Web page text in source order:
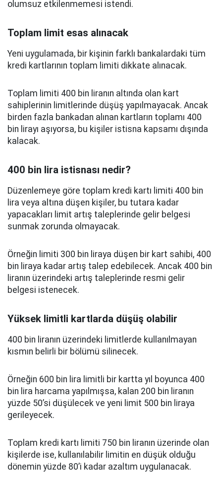
olumsuz etkilenmemesi istendi.
Toplam limit esas alınacak
Yeni uygulamada, bir kişinin farklı bankalardaki tüm
kredi kartlarının toplam limiti dikkate alınacak.
Toplam limiti 400 bin liranın altında olan kart
sahiplerinin limitlerinde düşüş yapılmayacak. Ancak
birden fazla bankadan alınan kartların toplamı 400
bin lirayı aşıyorsa, bu kişiler istisna kapsamı dışında
kalacak.
400 bin lira istisnası nedir?
Düzenlemeye göre toplam kredi kartı limiti 400 bin
lira veya altına düşen kişiler, bu tutara kadar
yapacakları limit artış taleplerinde gelir belgesi
sunmak zorunda olmayacak.
Örneğin limiti 300 bin liraya düşen bir kart sahibi, 400
bin liraya kadar artış talep edebilecek. Ancak 400 bin
liranın üzerindeki artış taleplerinde resmi gelir
belgesi istenecek.
Yüksek limitli kartlarda düşüş olabilir
400 bin liranın üzerindeki limitlerde kullanılmayan
kısmın belirli bir bölümü silinecek.
Örneğin 600 bin lira limitli bir kartta yıl boyunca 400
bin lira harcama yapılmışsa, kalan 200 bin liranın
yüzde 50’si düşülecek ve yeni limit 500 bin liraya
gerileyecek.
Toplam kredi kartı limiti 750 bin liranın üzerinde olan
kişilerde ise, kullanılabilir limitin en düşük olduğu
dönemin yüzde 80’i kadar azaltım uygulanacak.